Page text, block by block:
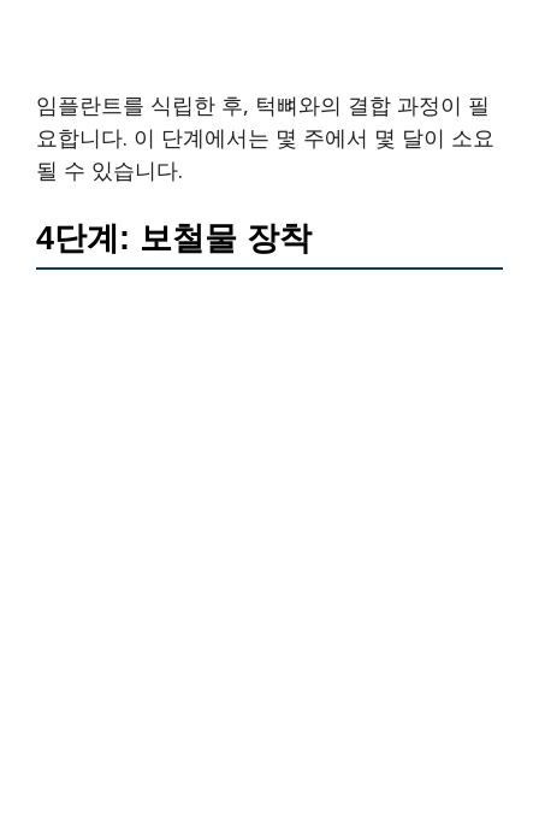
임플란트를 식립한 후, 턱뼈와의 결합 과정이 필
요합니다. 이 단계에서는 몇 주에서 몇 달이 소요
될 수 있습니다.
4단계: 보철물 장착